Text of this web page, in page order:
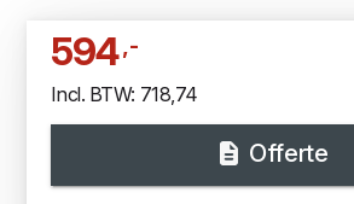
594,-
Incl. BTW: 718,74
Offerte